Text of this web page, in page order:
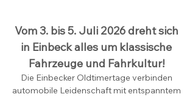
Vom 3. bis 5. Juli 2026 dreht sich
in Einbeck alles um klassische
Fahrzeuge und Fahrkultur!
Die Einbecker Oldtimertage verbinden
automobile Leidenschaft mit entspanntem